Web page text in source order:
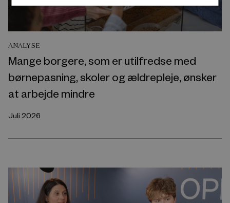
ANALYSE
Mange borgere, som er utilfredse med
børnepasning, skoler og ældrepleje, ønsker
at arbejde mindre
Juli 2026